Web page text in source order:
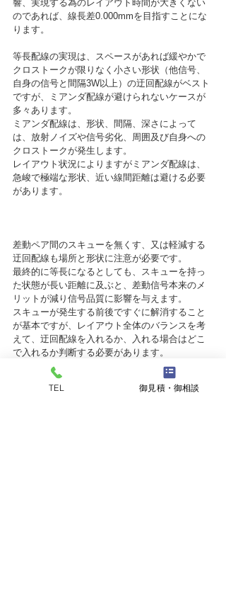
響、実現する為のレイアウト時間が大きくない
のであれば、線長差0.000mmを目指すことにな
ります。
等長配線の実現は、スペースがあれば緩やかで
クロストークが限りなく小さい形状（他信号、
自身の信号と間隔3W以上）の迂回配線がベスト
ですが、ミアンダ配線が避けられないケースが
ミアンダ配線は、形状、間隔、深さによって
は、放射ノイズや信号劣化、周囲及び自身への
クロストークが発生します。
レイアウト状況によりますがミアンダ配線は、
急峻で極端な形状、近い線間距離は避ける必要
があります。
差動ペア間のスキューを無くす、又は軽減する
最終的に等長になるとしても、スキューを持っ
た状態が長い距離に及ぶと、差動信号本来のメ
リットが減り信号品質に影響を与えます。
スキューが発生する前後ですぐに解消すること
が基本ですが、レイアウト全体のバランスを考
えて、迂回配線を入れるか、入れる場合はどこ
で入れるか判断する必要があります。
形状は、細かいミアンダ配線ではなく、信号ス
トレスが小さい山状の蛇行配線を基本としま
TEL 御見積・御相談